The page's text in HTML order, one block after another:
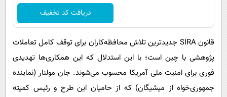
دریافت کد تخفیف
قانون SIRA‌ جدیدترین تلاش محافظه‌کاران برای توقف کامل تعاملات
پژوهشی با چین است؛ با این استدلال که این همکاری‌ها تهدیدی
فوری برای امنیت ملی آمریکا محسوب می‌شوند. جان مولنار (نماینده
جمهوری‌خواه از میشیگان) که از حامیان این طرح و رئیس کمیته